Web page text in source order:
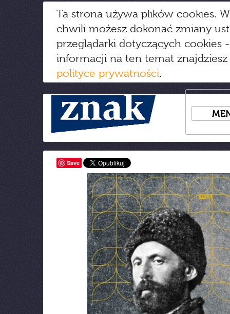
Ta strona używa plików cookies.
chwili możesz dokonać zmiany
przeglądarki dotyczących cookies
informacji na ten temat
polityce prywatności.
Save